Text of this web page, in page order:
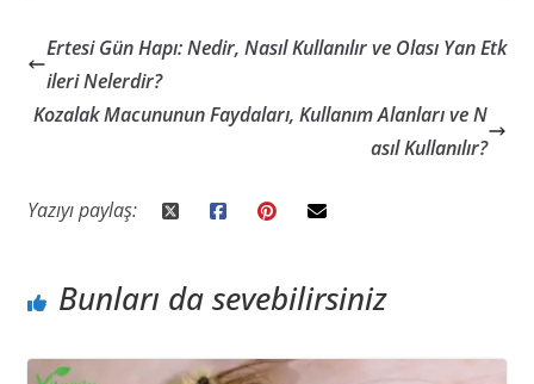
Ertesi Gün Hapı: Nedir, Nasıl Kullanılır ve Olası Yan Etk
ileri Nelerdir?
Kozalak Macununun Faydaları, Kullanım Alanları ve N
asıl Kullanılır?
Yazıyı paylaş:
Bunları da sevebilirsiniz